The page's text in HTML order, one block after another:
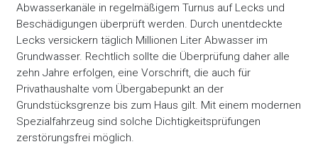
Abwasserkanäle in regelmäßigem Turnus auf Lecks und
Beschädigungen überprüft werden. Durch unentdeckte
Lecks versickern täglich Millionen Liter Abwasser im
Grundwasser. Rechtlich sollte die Überprüfung daher alle
zehn Jahre erfolgen, eine Vorschrift, die auch für
Privathaushalte vom Übergabepunkt an der
Grundstücksgrenze bis zum Haus gilt. Mit einem modernen
Spezialfahrzeug sind solche Dichtigkeitsprüfungen
zerstörungsfrei möglich.